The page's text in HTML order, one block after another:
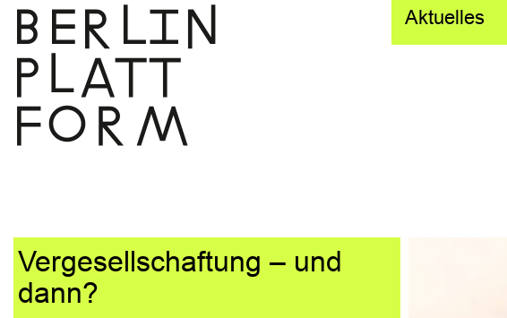
Aktuelles
Vergesellschaftung – und
dann?